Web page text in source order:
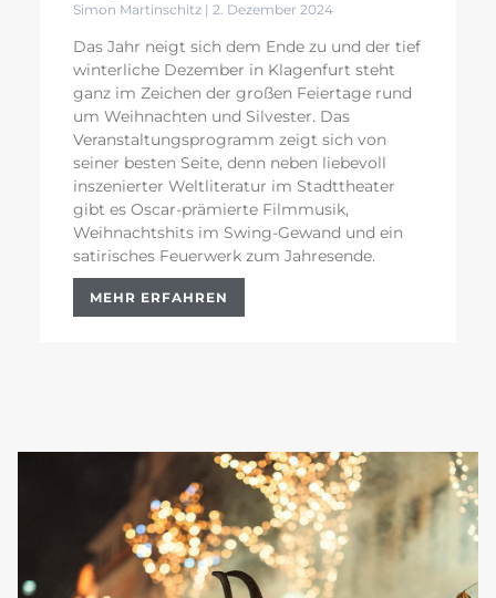
Simon Martinschitz 2. Dezember 2024
Das Jahr neigt sich dem Ende zu und der tief
winterliche Dezember in Klagenfurt steht
ganz im Zeichen der großen Feiertage rund
um Weihnachten und Silvester. Das
Veranstaltungsprogramm zeigt sich von
seiner besten Seite, denn neben liebevoll
inszenierter Weltliteratur im Stadttheater
gibt es Oscar-prämierte Filmmusik,
Weihnachtshits im Swing-Gewand und ein
satirisches Feuerwerk zum Jahresende.
MEHR ERFAHREN